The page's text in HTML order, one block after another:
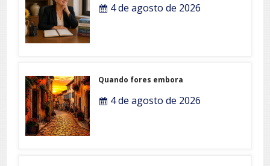
4 de agosto de 2026
Quando fores embora
4 de agosto de 2026